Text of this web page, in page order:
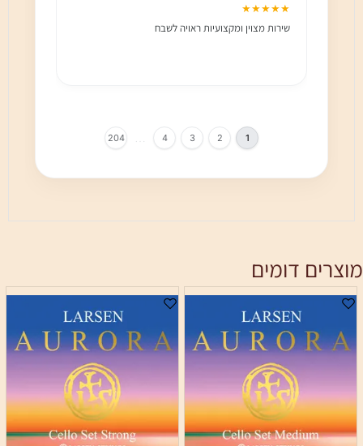
★★★★★
שירות מצוין ומקצועיות ראויה לשבח
1
2
3
4
…
204
מוצרים דומים